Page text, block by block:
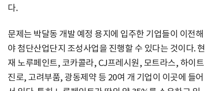
다.
문제는 박달동 개발 예정 용지에 입주한 기업들이 이전해
야 첨단산업단지 조성사업을 진행할 수 있다는 것이다. 현
재 노루페인트, 코카콜라, CJ프레시원, 모트라스, 하이트
진로, 고려부품, 광동제약 등 20여 개 기업이 이곳에 들어